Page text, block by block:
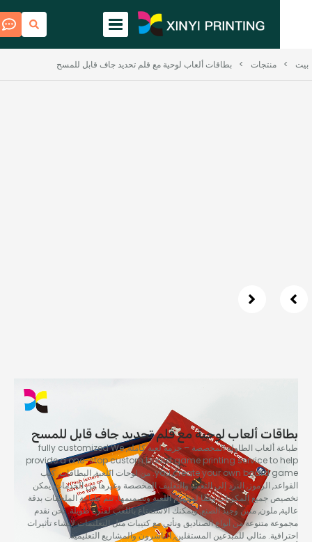
منتجات > بطاقات ألعاب لوحية مع قلم تحديد جاف قابل للمسح
ألعاب لوحية مع قلم تحديد جاف قابل للمسح
ألعاب الطاولة المخصصة – حزمة لعبة كاملة,fully customized We
provide a one-stop custom board game printing service to
you create your own board. من لوحات اللعبة, البطاقات, كتب
الرموز, النرد إلى التعبئة والتغليف المخصصة وغيرها من الخدمات, يمكن
جميع المكونات وفقًا لمفهوم اللعبة وتصميمها. تتم طباعة الملحقات بدقة
ملون, متين وجيد الصنع, ويمكنك الاستمتاع باللعب لفترة طويلة. نحن نقدم
متنوعة من أنواع الصناديق ونأتي مع كتيبات مثل التعليمات لإنشاء تأثيرات
مثالي للمبدعين المستقلين, الناشرون والمشاريع التعليمية.